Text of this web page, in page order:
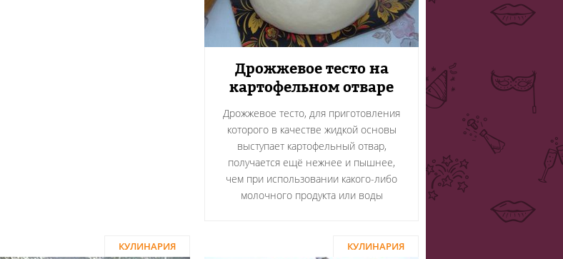
Дрожжевое тесто на
картофельном отваре
Дрожжевое тесто, для приготовления
которого в качестве жидкой основы
выступает картофельный отвар,
получается ещё нежнее и пышнее,
чем при использовании какого-либо
молочного продукта или воды
КУЛИНАРИЯ КУЛИНАРИЯ